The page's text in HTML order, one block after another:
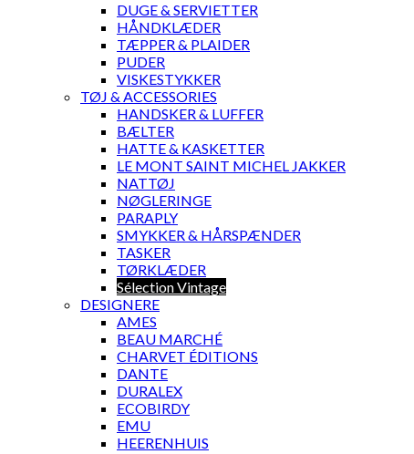
DUGE & SERVIETTER
HÅNDKLÆDER
TÆPPER & PLAIDER
PUDER
VISKESTYKKER
TØJ & ACCESSORIES
HANDSKER & LUFFER
BÆLTER
HATTE & KASKETTER
LE MONT SAINT MICHEL JAKKER
NATTØJ
NØGLERINGE
PARAPLY
SMYKKER & HÅRSPÆNDER
TASKER
TØRKLÆDER
Sélection Vintage
DESIGNERE
AMES
BEAU MARCHÉ
CHARVET ÉDITIONS
DANTE
DURALEX
ECOBIRDY
EMU
HEERENHUIS